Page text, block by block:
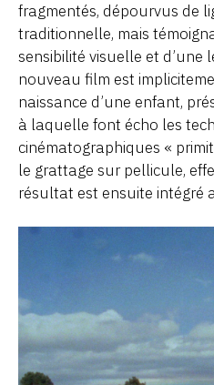
fragmentés, dépourvus de
traditionnelle, mais
sensibilité visuelle et d’une
nouveau film est
naissance d’une enfant,
à laquelle font écho les
cinématographiques «
le grattage sur pellicule,
résultat est ensuite intégré